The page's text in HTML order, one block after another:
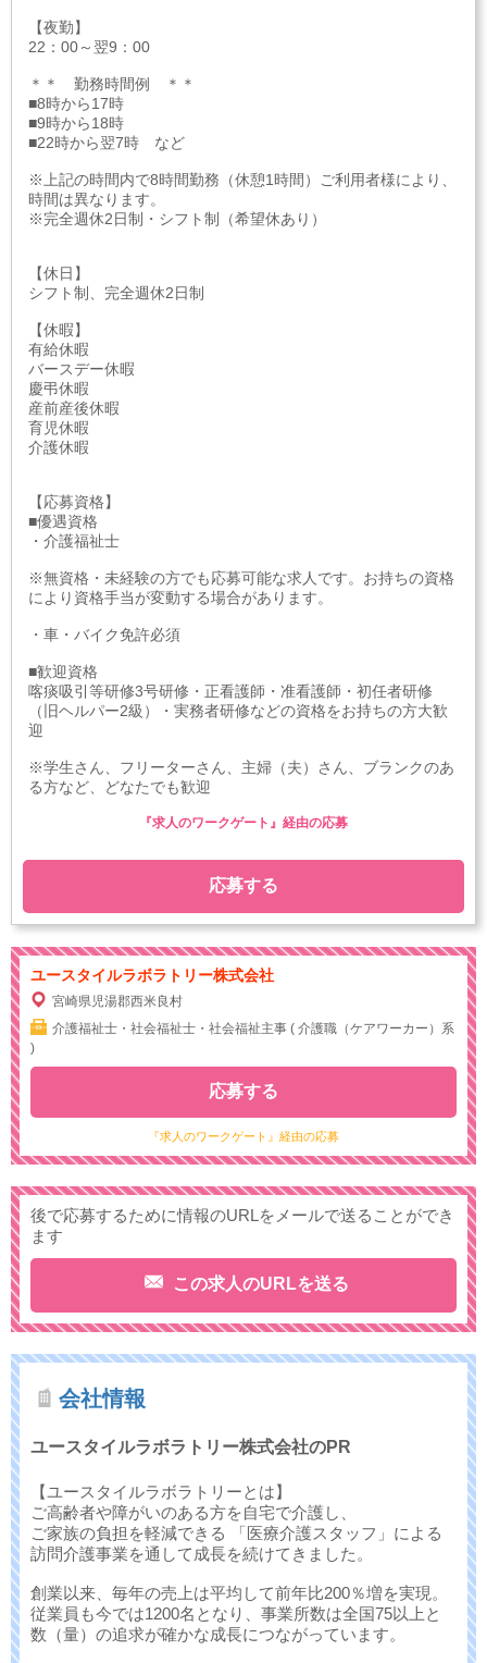
【夜勤】
22：00～翌9：00
＊＊ 勤務時間例 ＊＊
■8時から17時
■9時から18時
■22時から翌7時 など
※上記の時間内で8時間勤務（休憩1時間）ご利用者様により、
時間は異なります。
※完全週休2日制・シフト制（希望休あり）
【休日】
シフト制、完全週休2日制
【休暇】
有給休暇
バースデー休暇
慶弔休暇
産前産後休暇
育児休暇
介護休暇
【応募資格】
■優遇資格
・介護福祉士
※無資格・未経験の方でも応募可能な求人です。お持ちの資格
により資格手当が変動する場合があります。
・車・バイク免許必須
■歓迎資格
喀痰吸引等研修3号研修・正看護師・准看護師・初任者研修
（旧ヘルパー2級）・実務者研修などの資格をお持ちの方大歓
迎
※学生さん、フリーターさん、主婦（夫）さん、ブランクのあ
る方など、どなたでも歓迎
応募する
『求人のワークゲート』経由の応募
ユースタイルラボラトリー株式会社
宮崎県児湯郡西米良村
介護福祉士・社会福祉士・社会福祉主事 ( 介護職（ケアワーカー）系
)
『求人のワークゲート』経由の応募
応募する
後で応募するために情報のURLをメールで送ることができ
ます
この求人のURLを送る
会社情報
ユースタイルラボラトリー株式会社のPR
【ユースタイルラボラトリーとは】
ご高齢者や障がいのある方を自宅で介護し、
ご家族の負担を軽減できる 「医療介護スタッフ」による
訪問介護事業を通して成長を続けてきました。
創業以来、毎年の売上は平均して前年比200％増を実現。
従業員も今では1200名となり、事業所数は全国75以上と
数（量）の追求が確かな成長につながっています。